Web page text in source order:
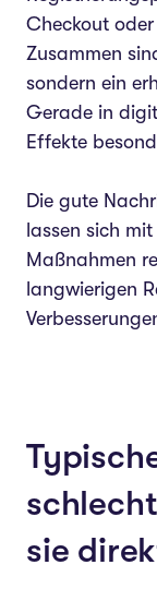
Checkout
Zusammen
sondern ein
Gerade in
Effekte
Die gute
lassen sich
Maßnahmen
langwierigen
sie